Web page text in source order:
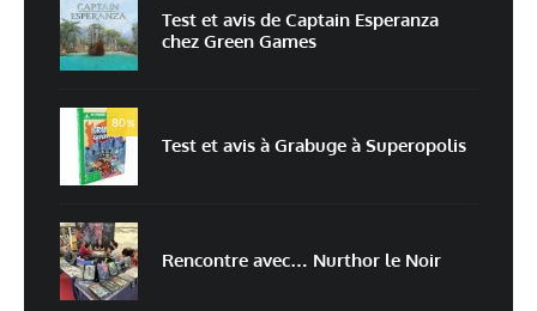
Enregistrer mon nom, mon e-mail et mon site dans le navigateur pour
mon prochain commentaire.
Prévenez-moi de tous les nouveaux commentaires par e-mail.
Prévenez-moi de tous les nouveaux articles par e-mail.
Test et avis de Captain Esperanza
chez Green Games
80%
Test et avis à Grabuge à Superopolis
Rencontre avec… Nurthor le Noir